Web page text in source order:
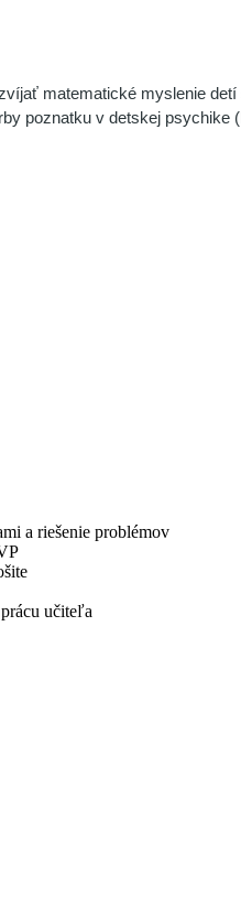
matematické myslenie
poznatku v detskej
a riešenie problémov
učiteľa